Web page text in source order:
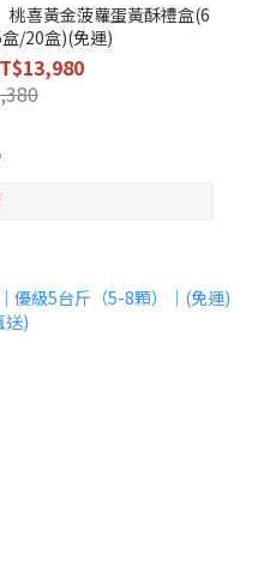
桃喜黃金菠蘿蛋黃酥禮盒(6
/20盒)(免運)